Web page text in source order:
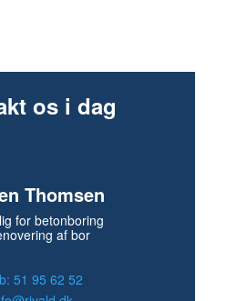
os i dag
Thomsen
for betonboring
af bor
51 95 62 52